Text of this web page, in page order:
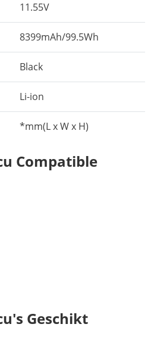
11.55V
8399mAh/99.5Wh
Black
Li-ion
*mm(L x W x H)
Compatible
Geschikt